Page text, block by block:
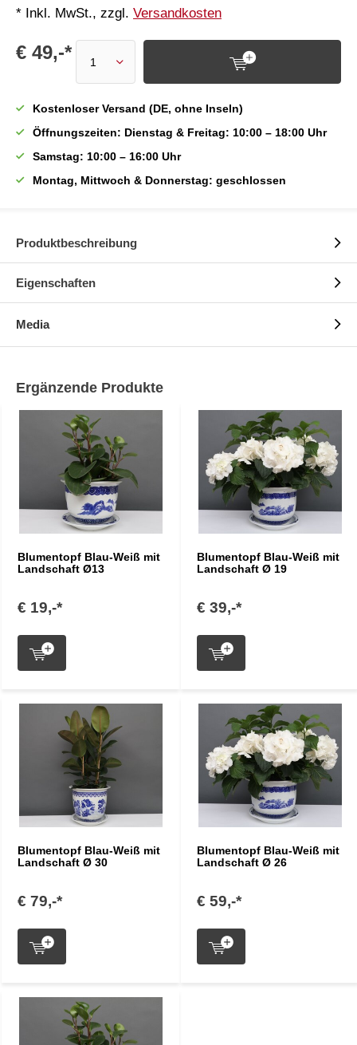
* Inkl. MwSt., zzgl. Versandkosten
€ 49,-*
Kostenloser Versand (DE, ohne Inseln)
Öffnungszeiten: Dienstag & Freitag: 10:00 – 18:00 Uhr
Samstag: 10:00 – 16:00 Uhr
Montag, Mittwoch & Donnerstag: geschlossen
Produktbeschreibung
Eigenschaften
Media
Ergänzende Produkte
Blumentopf Blau-Weiß mit
Landschaft Ø13
€ 19,-*
Blumentopf Blau-Weiß mit
Landschaft Ø 19
€ 39,-*
Blumentopf Blau-Weiß mit
Landschaft Ø 30
€ 79,-*
Blumentopf Blau-Weiß mit
Landschaft Ø 26
€ 59,-*